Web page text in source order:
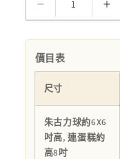
扑
扑
蛋
糕
數
量
扑
糕
價目表
尺寸
朱古力球約6X6
吋高, 連蛋糕約
高8吋